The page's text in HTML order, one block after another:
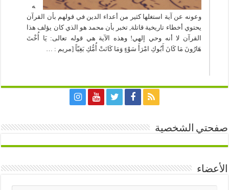
ه
وعونه عن آية استغلها كثير من أعداء الدين في قولهم بأن القرآن
يحتوي أخطاء تاريخية قاتلة, تخبر بأن محمد هو الذي كان يؤلف هذا
القرآن لا أنه وحي إلهي! وهذه الآية هي قوله تعالى: يَا أُخْتَ
هَارُونَ مَا كَانَ أَبُوكِ امْرَأَ سَوْءٍ وَمَا كَانَتْ أُمُّكِ بَغِيّاً [مريم : …
صفحتي الشخصية
الأعضاء